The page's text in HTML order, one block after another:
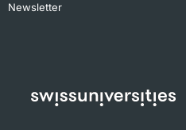
Newsletter